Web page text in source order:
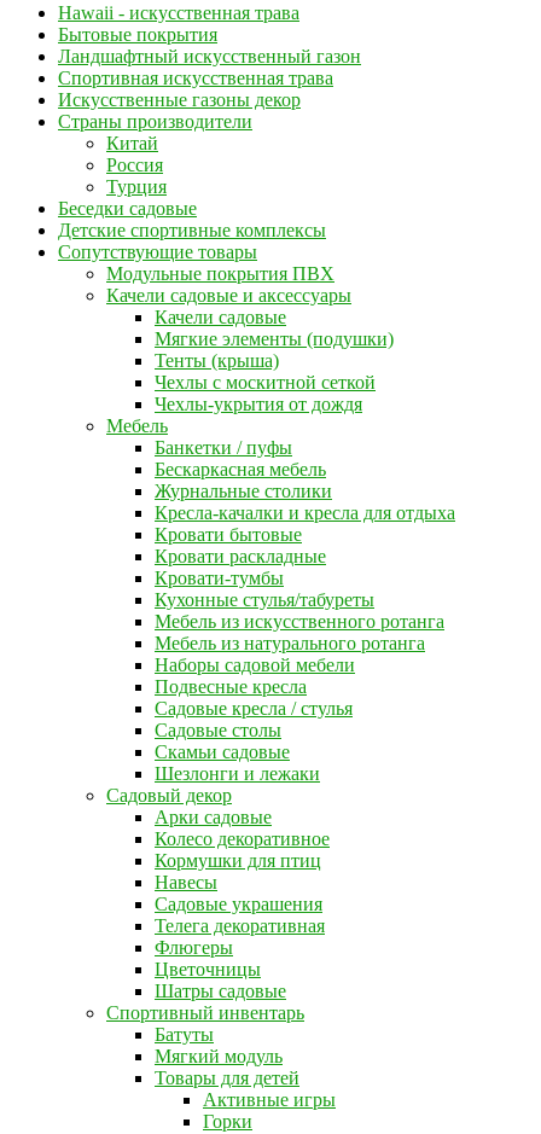
Hawaii - искусственная трава
Бытовые покрытия
Ландшафтный искусственный газон
Спортивная искусственная трава
Искусственные газоны декор
Страны производители
Китай
Россия
Турция
Беседки садовые
Детские спортивные комплексы
Сопутствующие товары
Модульные покрытия ПВХ
Качели садовые и аксессуары
Качели садовые
Мягкие элементы (подушки)
Тенты (крыша)
Чехлы с москитной сеткой
Чехлы-укрытия от дождя
Мебель
Банкетки / пуфы
Бескаркасная мебель
Журнальные столики
Кресла-качалки и кресла для отдыха
Кровати бытовые
Кровати раскладные
Кровати-тумбы
Кухонные стулья/табуреты
Мебель из искусственного ротанга
Мебель из натурального ротанга
Наборы садовой мебели
Подвесные кресла
Садовые кресла / стулья
Садовые столы
Скамьи садовые
Шезлонги и лежаки
Садовый декор
Арки садовые
Колесо декоративное
Кормушки для птиц
Навесы
Садовые украшения
Телега декоративная
Флюгеры
Цветочницы
Шатры садовые
Спортивный инвентарь
Батуты
Мягкий модуль
Товары для детей
Активные игры
Горки